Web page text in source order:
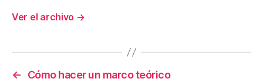
Ver el archivo →
←
Cómo hacer un marco teórico